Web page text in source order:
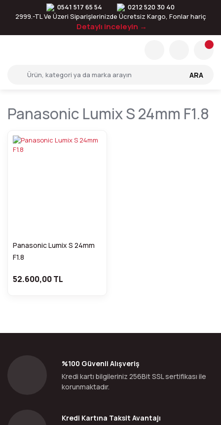
0541 517 65 54
0212 520 30 40
2999.-TL Ve Üzeri Siparişlerinizde Ücretsiz Kargo, Fonlar hariç
Detaylı inceleyin →
ARA
Panasonic Lumix S 24mm F1.8
Panasonic Lumix S 24mm
F1.8
52.600,00 TL
%100 Güvenli Alışveriş
Kredi kartı bilgileriniz 256Bit SSL sertifikası ile
korunmaktadır.
Kredi Kartına Taksit Avantajı